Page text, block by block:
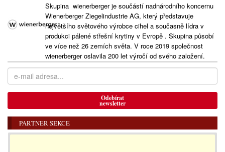
Skupina wienerberger je součástí nadnárodního koncernu
Wienerberger Ziegelindustrie AG, který představuje
největšího světového výrobce cihel a současně lídra v
produkci pálené střešní krytiny v Evropě . Skupina působí
ve více než 26 zemích světa. V roce 2019 společnost
wienerberger oslavila 200 let výročí od svého založení.
Odebírat
newsletter
PARTNER SEKCE